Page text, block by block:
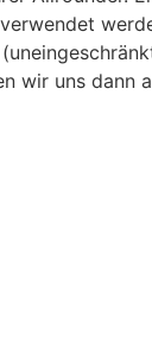
wir uns dann